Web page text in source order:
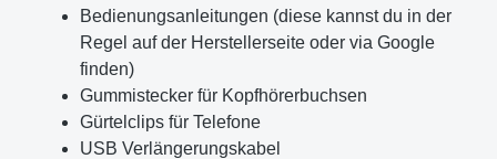
Bedienungsanleitungen (diese kannst du in der
Regel auf der Herstellerseite oder via Google
finden)
Gummistecker für Kopfhörerbuchsen
Gürtelclips für Telefone
USB Verlängerungskabel